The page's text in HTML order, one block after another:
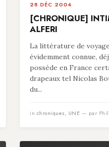
28 DÉC 2004
[CHRONIQUE]
ALFERI
La littérature de
évidemment connue,
possède en France
drapeaux tel Nicolas
du...
in chroniques, UNE — par